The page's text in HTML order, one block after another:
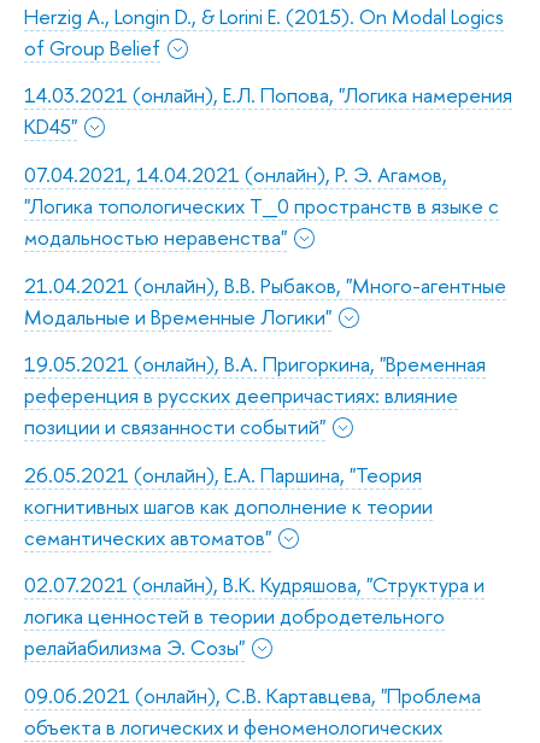
Herzig A., Longin D., & Lorini E. (2015). On Modal Logics
of Group Belief
14.03.2021 (онлайн), Е.Л. Попова, "Логика намерения
KD45"
07.04.2021, 14.04.2021 (онлайн), Р. Э. Агамов,
"Логика топологических T_0 пространств в языке с
модальностью неравенства"
21.04.2021 (онлайн), В.В. Рыбаков, "Много-агентные
Модальные и Временные Логики"
19.05.2021 (онлайн), В.А. Пригоркина, "Временная
референция в русских деепричастиях: влияние
позиции и связанности событий"
26.05.2021 (онлайн), Е.А. Паршина, "Теория
когнитивных шагов как дополнение к теории
семантических автоматов"
02.07.2021 (онлайн), В.К. Кудряшова, "Структура и
логика ценностей в теории добродетельного
релайабилизма Э. Созы"
09.06.2021 (онлайн), С.В. Картавцева, "Проблема
объекта в логических и феноменологических